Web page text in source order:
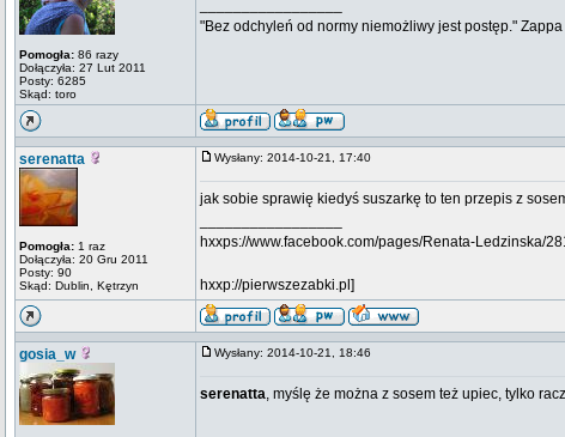
Pomogła: 86 razy
Dołączyła: 27 Lut 2011
Posty: 6285
Skąd: toro
"Bez odchyleń od normy niemożliwy jest postęp." Zappa
serenatta
Pomogła: 1 raz
Dołączyła: 20 Gru 2011
Posty: 90
Skąd: Dublin, Kętrzyn
Wysłany: 2014-10-21, 17:40
jak sobie sprawię kiedyś suszarkę to ten przepis z
hxxps://www.facebook.com/pages/Renata-Ledzinska/
hxxp://pierwszezabki.pl]
gosia_w Wysłany: 2014-10-21, 18:46
serenatta, myślę że można z sosem też upiec, tylko